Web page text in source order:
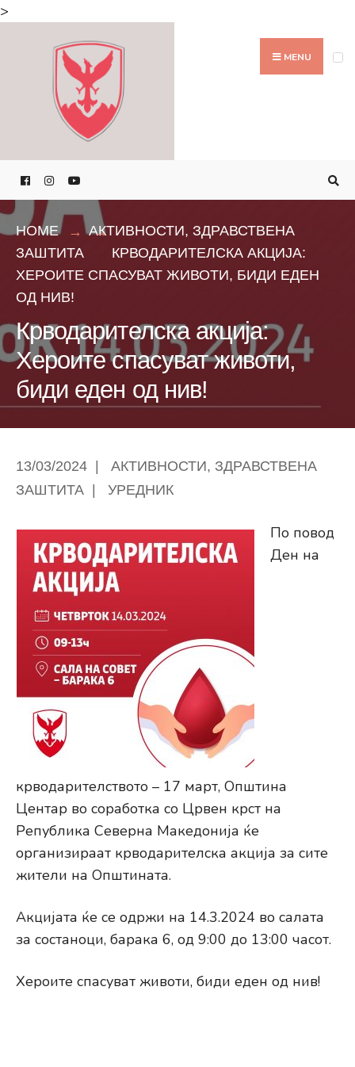
>
MENU
HOME АКТИВНОСТИ, ЗДРАВСТВЕНА
ЗАШТИТА
КРВОДАРИТЕЛСКА АКЦИЈА:
ХЕРОИТЕ СПАСУВАТ ЖИВОТИ, БИДИ ЕДЕН
ОД НИВ!
Крводарителска акција:
Хероите спасуват животи,
биди еден од нив!
13/03/2024 АКТИВНОСТИ, ЗДРАВСТВЕНА
ЗАШТИТА
УРЕДНИК
По повод
Ден на
крводарителството – 17 март, Општина
Центар во соработка со Црвен крст на
Република Северна Македонија ќе
организираат крводарителска акција за сите
жители на Општината.
Акцијата ќе се одржи на 14.3.2024 во салата
за состаноци, барака 6, од 9:00 до 13:00 часот.
Хероите спасуват животи, биди еден од нив!